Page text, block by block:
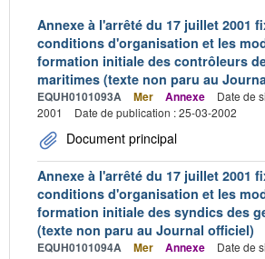
Annexe à l'arrêté du 17 juillet 2001
conditions d'organisation et les
formation initiale des contrôleurs
maritimes (texte non paru au
EQUH0101093A Mer Annexe
Date de
2001
Date de publication : 25-03-2002
Document principal
Annexe à l'arrêté du 17 juillet 2001
conditions d'organisation et les
formation initiale des syndics des
(texte non paru au Journal officiel)
EQUH0101094A Mer Annexe
Date de